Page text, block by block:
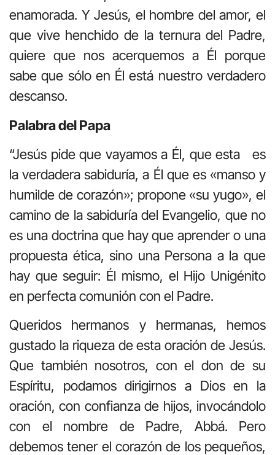
enamorada. Y Jesús, el hombre del amor, el
que vive henchido de la ternura del Padre,
quiere que nos acerquemos a Él porque
sabe que sólo en Él está nuestro verdadero
descanso.
Palabra del Papa
“Jesús pide que vayamos a Él, que esta es
la verdadera sabiduría, a Él que es «manso y
humilde de corazón»; propone «su yugo», el
camino de la sabiduría del Evangelio, que no
es una doctrina que hay que aprender o una
propuesta ética, sino una Persona a la que
hay que seguir: Él mismo, el Hijo Unigénito
en perfecta comunión con el Padre.
Queridos hermanos y hermanas, hemos
gustado la riqueza de esta oración de Jesús.
Que también nosotros, con el don de su
Espíritu, podamos dirigirnos a Dios en la
oración, con confianza de hijos, invocándolo
con el nombre de Padre, Abbá. Pero
debemos tener el corazón de los pequeños,